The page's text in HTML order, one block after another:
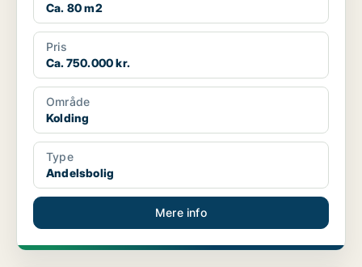
Ca. 80 m2
Pris
Ca. 750.000 kr.
Område
Kolding
Type
Andelsbolig
Mere info